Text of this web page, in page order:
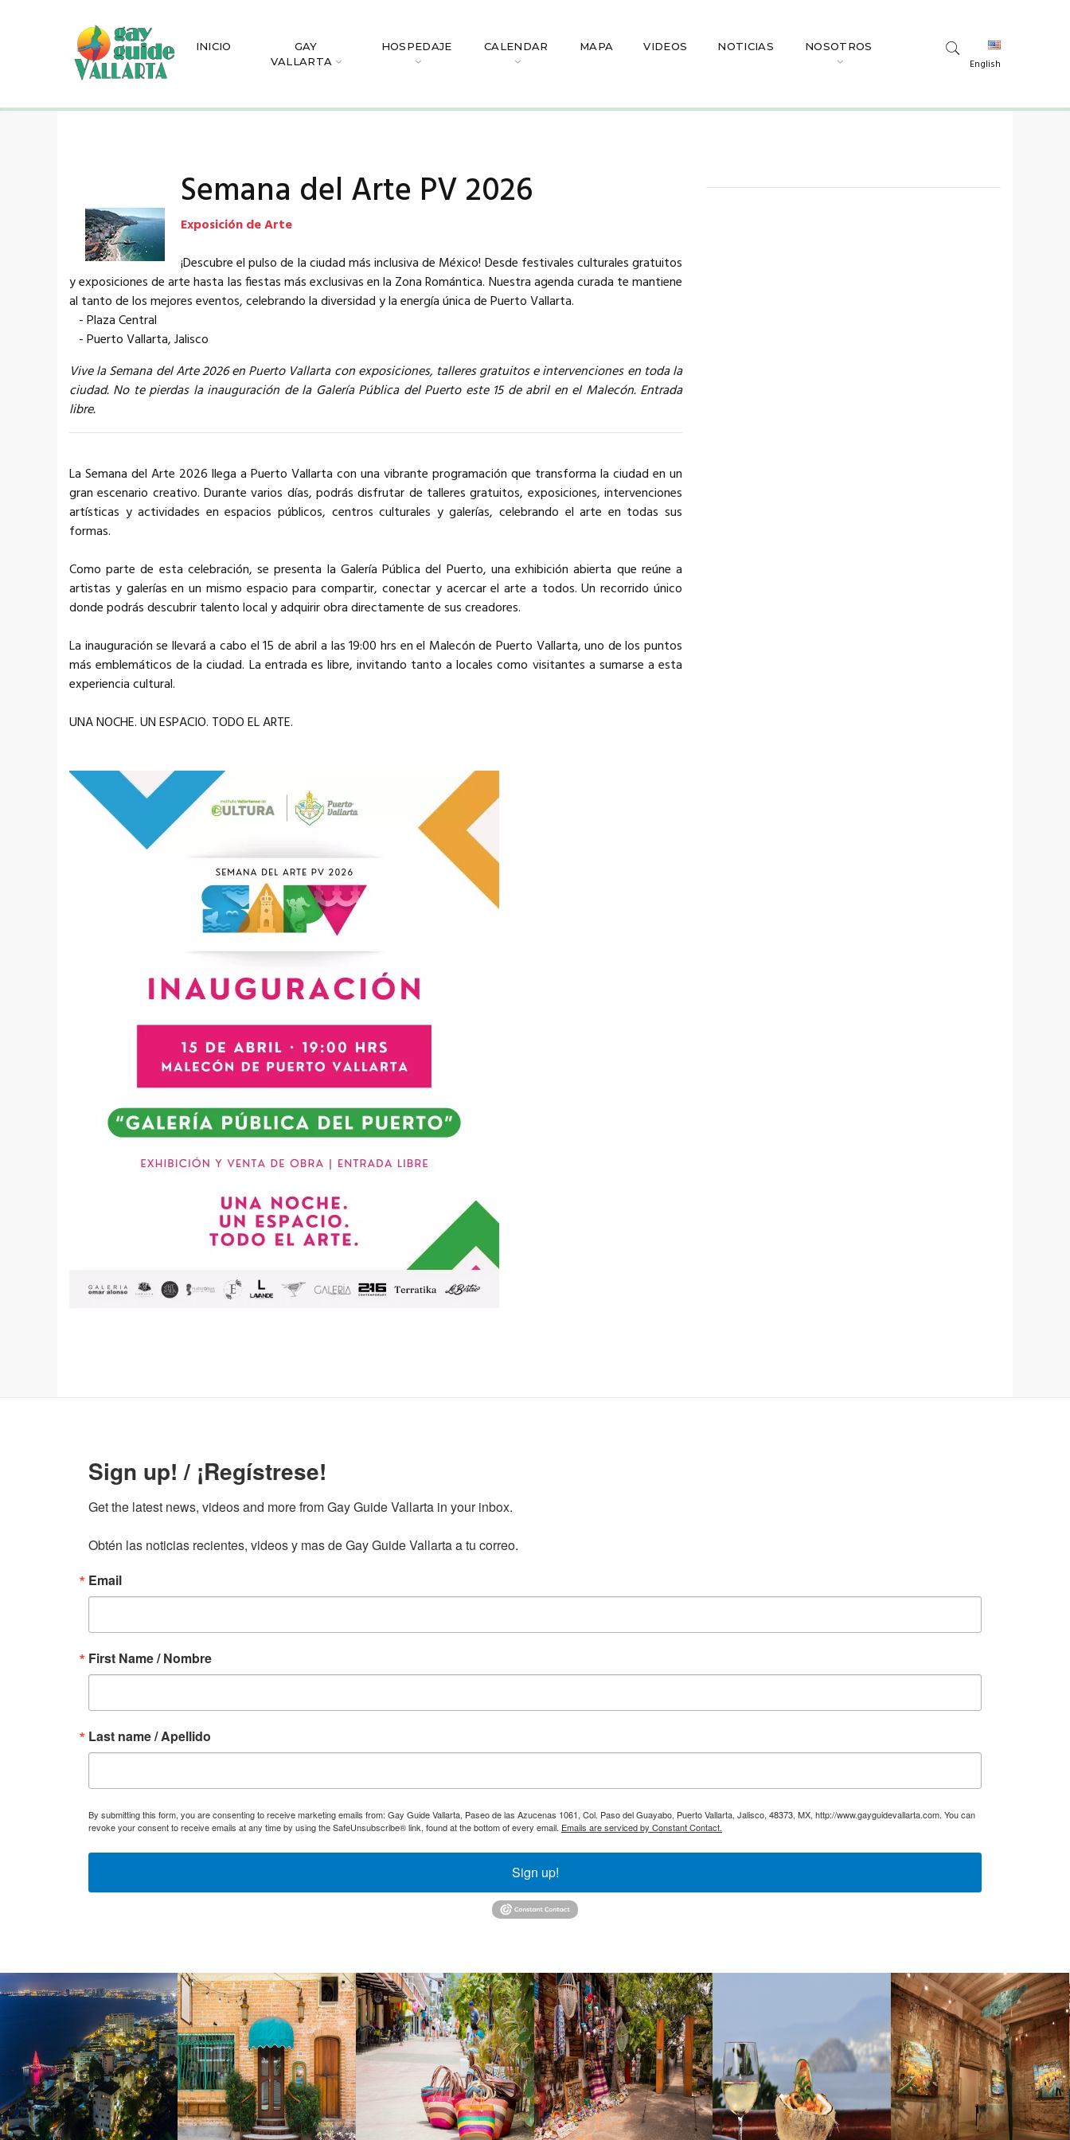
INICIO
GAY
VALLARTA
HOSPEDAJE CALENDAR MAPA VIDEOS NOTICIAS NOSOTROS
English
Semana del Arte PV 2026
Exposición de Arte
¡Descubre el pulso de la ciudad más inclusiva de México! Desde festivales culturales gratuitos
y exposiciones de arte hasta las fiestas más exclusivas en la Zona Romántica. Nuestra agenda curada te mantiene
al tanto de los mejores eventos, celebrando la diversidad y la energía única de Puerto Vallarta.
- Plaza Central
- Puerto Vallarta, Jalisco
Vive la Semana del Arte 2026 en Puerto Vallarta con exposiciones, talleres gratuitos e intervenciones en toda la
ciudad. No te pierdas la inauguración de la Galería Pública del Puerto este 15 de abril en el Malecón. Entrada
libre.
La Semana del Arte 2026 llega a Puerto Vallarta con una vibrante programación que transforma la ciudad en un
gran escenario creativo. Durante varios días, podrás disfrutar de talleres gratuitos, exposiciones, intervenciones
artísticas y actividades en espacios públicos, centros culturales y galerías, celebrando el arte en todas sus
formas.
Como parte de esta celebración, se presenta la Galería Pública del Puerto, una exhibición abierta que reúne a
artistas y galerías en un mismo espacio para compartir, conectar y acercar el arte a todos. Un recorrido único
donde podrás descubrir talento local y adquirir obra directamente de sus creadores.
La inauguración se llevará a cabo el 15 de abril a las 19:00 hrs en el Malecón de Puerto Vallarta, uno de los puntos
más emblemáticos de la ciudad. La entrada es libre, invitando tanto a locales como visitantes a sumarse a esta
experiencia cultural.
UNA NOCHE. UN ESPACIO. TODO EL ARTE.
Sign up! / ¡Regístrese!
Get the latest news, videos and more from Gay Guide Vallarta in your inbox.
Obtén las noticias recientes, videos y mas de Gay Guide Vallarta a tu correo.
Email
First Name / Nombre
Last name / Apellido
By submitting this form, you are consenting to receive marketing emails from: Gay Guide Vallarta, Paseo de las Azucenas 1061, Col. Paso del Guayabo, Puerto Vallarta, Jalisco, 48373, MX, http://www.gayguidevallarta.com. You can
revoke your consent to receive emails at any time by using the SafeUnsubscribe® link, found at the bottom of every email. Emails are serviced by Constant Contact.
Sign up!